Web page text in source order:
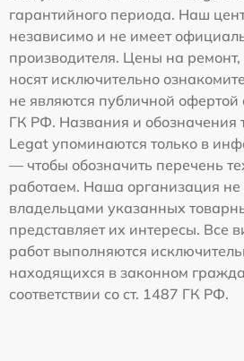
гарантийного периода. Наш
независимо и не имеет
производителя. Цены на
носят исключительно
не являются публичной офертой
ГК РФ. Названия и обозначения
Legat упоминаются только в
— чтобы обозначить перечень
работаем. Наша организация
владельцами указанных
представляет их интересы. Все
работ выполняются
находящихся в законном
соответствии со ст. 1487 ГК РФ.